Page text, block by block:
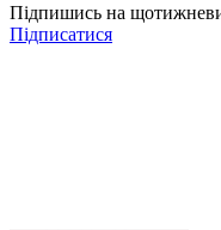
Підпишись на
Підписатися